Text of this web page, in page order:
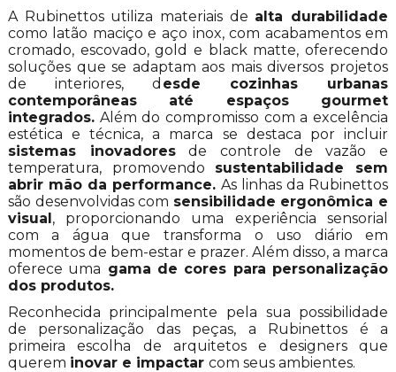
A Rubinettos utiliza materiais de alta durabilidade
como latão maciço e aço inox, com acabamentos em
cromado, escovado, gold e black matte, oferecendo
soluções que se adaptam aos mais diversos projetos
de interiores, d esde cozinhas urbanas
contemporâneas até espaços gourmet
integrados.Além do compromisso com a excelência
estética e técnica, a marca se destaca por incluir
sistemas inovadoresde controle de vazão e
temperatura, promovendo sustentabilidade sem
abrir mão da performance. As linhas da Rubinettos
são desenvolvidas com sensibilidade ergonômica e
visual, proporcionando uma experiência sensorial
com a água que transforma o uso diário em
momentos de bem-estar e prazer. Além disso, a marca
oferece uma gama de cores para personalização
dos produtos.
Reconhecida principalmente pela sua possibilidade
de personalização das peças, a Rubinettos é a
primeira escolha de arquitetos e designers que
querem inovar e impactar com seus ambientes.